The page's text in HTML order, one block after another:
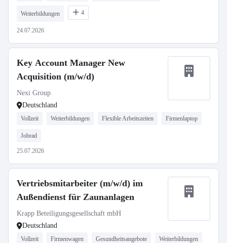
Weiterbildungen 4
24.07.2026
Key Account Manager New
Acquisition (m/w/d)
Nexi Group
Deutschland
Vollzeit Weiterbildungen Flexible Arbeitszeiten Firmenlaptop
Jobrad
25.07.2026
Vertriebsmitarbeiter (m/w/d) im
Außendienst für Zaunanlagen
Krapp Beteiligungsgesellschaft mbH
Deutschland
Vollzeit Firmenwagen Gesundheitsangebote Weiterbildungen